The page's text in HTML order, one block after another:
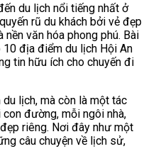
du lịch nổi tiếng nhất ở
rũ du khách bởi vẻ đẹp
văn hóa phong phú. Bài
địa điểm du lịch Hội An
tin hữu ích cho chuyến đi
lịch, mà còn là một tác
đường, mỗi ngôi nhà,
riêng. Nơi đây như một
câu chuyện về lịch sử,